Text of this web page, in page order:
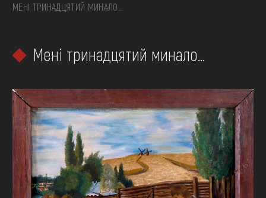
ВИСТАВКИ ТА ПОДІЇ
ВІДВІДАТИ
НАВЧИТИСЯ
ПОСЛУГИ
FAQ
ОНЛАЙН-КРАМНИЦЯ
ПІДТРИМАТИ
МЕНІ ТРИНАДЦЯТИЙ МИНАЛО…
Мені тринадцятий минало…